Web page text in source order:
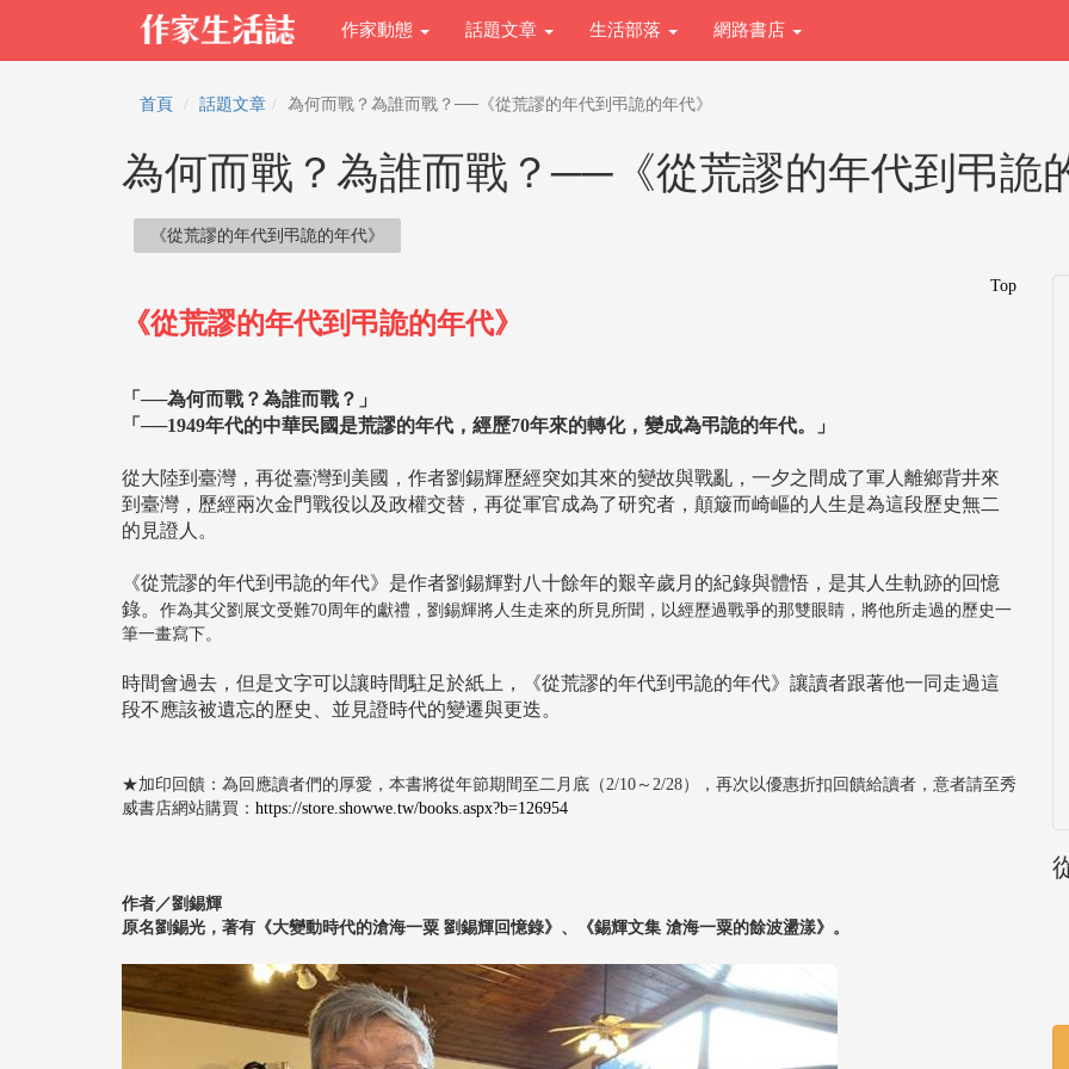
作家動態 話題文章 生活部落 網路書店
首頁 話題文章 為何而戰？為誰而戰？──《從荒謬的年代到弔詭的年代》
為何而戰？為誰而戰？──《從荒謬的年代到弔詭
《從荒謬的年代到弔詭的年代》
Top
《從荒謬的年代到弔詭的年代》
「──為何而戰？為誰而戰？」
「──1949年代的中華民國是荒謬的年代，經歷70年來的轉化，變成為弔詭的年代。」
從大陸到臺灣，再從臺灣到美國，作者劉錫輝歷經突如其來的變故與戰亂，一夕之間成了軍人離鄉背井來
到臺灣，歷經兩次金門戰役以及政權交替，再從軍官成為了研究者，顛簸而崎嶇的人生是為這段歷史無二
的見證人。
《從荒謬的年代到弔詭的年代》是作者劉錫輝對八十餘年的艱辛歲月的紀錄與體悟，是其人生軌跡的回憶
錄。 作為其父劉展文受難70周年的獻禮，劉錫輝將人生走來的所見所聞，以經歷過戰爭的那雙眼睛，將他所走過的歷史一
筆一畫寫下。
時間會過去，但是文字可以讓時間駐足於紙上，《從荒謬的年代到弔詭的年代》讓讀者跟著他一同走過這
段不應該被遺忘的歷史、並見證時代的變遷與更迭。
★加印回饋：為回應讀者們的厚愛，本書將從年節期間至二月底（2/10～2/28），再次以優惠折扣回饋給讀者，意者請至秀
威書店網站購買： https://store.showwe.tw/books.aspx?b=126954
作者／劉錫輝
原名劉錫光，著有《大變動時代的滄海一粟 劉錫輝回憶錄》、《錫輝文集 滄海一粟的餘波盪漾》。